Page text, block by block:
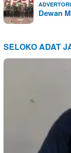
Dewan
SELOKO ADAT